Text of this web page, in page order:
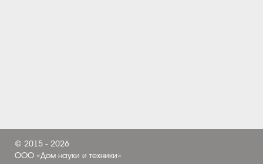
© 2015 - 2026
ООО «Дом науки и техники»